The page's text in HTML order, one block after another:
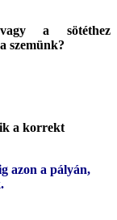
a sötéthez
szemünk?
a korrekt
azon a pályán,